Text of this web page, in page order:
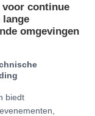
voor continue
lange
omgevingen
biedt